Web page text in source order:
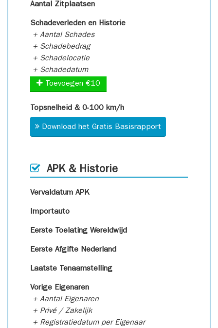
Aantal Zitplaatsen
Schadeverleden en Historie
+ Aantal Schades
+ Schadebedrag
+ Schadelocatie
+ Schadedatum
Toevoegen €10
Topsnelheid & 0-100 km/h
Download het Gratis Basisrapport
APK & Historie
Vervaldatum APK
Importauto
Eerste Toelating Wereldwijd
Eerste Afgifte Nederland
Laatste Tenaamstelling
Vorige Eigenaren
+ Aantal Eigenaren
+ Privé / Zakelijk
+ Registratiedatum per Eigenaar